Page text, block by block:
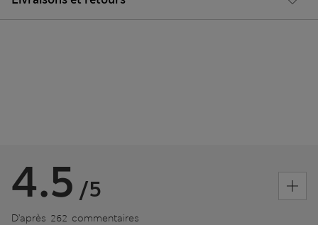
4.5 /5
D’après 262 commentaires